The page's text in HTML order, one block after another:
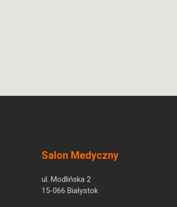
Salon Medyczny
ul. Modlińska 2
15-066 Białystok